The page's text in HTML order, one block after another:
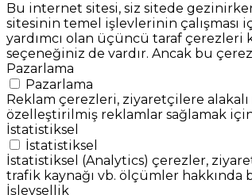
Bu internet sitesi, siz sitede
sitesinin temel işlevlerinin çalışması
yardımcı olan üçüncü taraf çerezleri
seçeneğiniz de vardır. Ancak bu
Pazarlama
Pazarlama
Reklam çerezleri, ziyaretçilere
özelleştirilmiş reklamlar sağlamak
İstatistiksel
İstatistiksel
İstatistiksel (Analytics) çerezler,
trafik kaynağı vb. ölçümler hakkında
İşlevsellik